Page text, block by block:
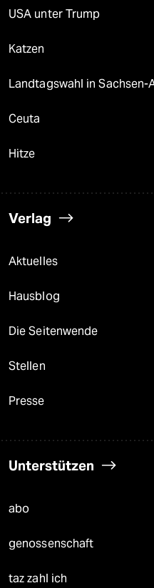
USA unter Trump
Katzen
Landtagswahl in Sachsen-
Ceuta
Hitze
Verlag
Aktuelles
Hausblog
Die Seitenwende
Stellen
Presse
Unterstützen
abo
genossenschaft
taz zahl ich